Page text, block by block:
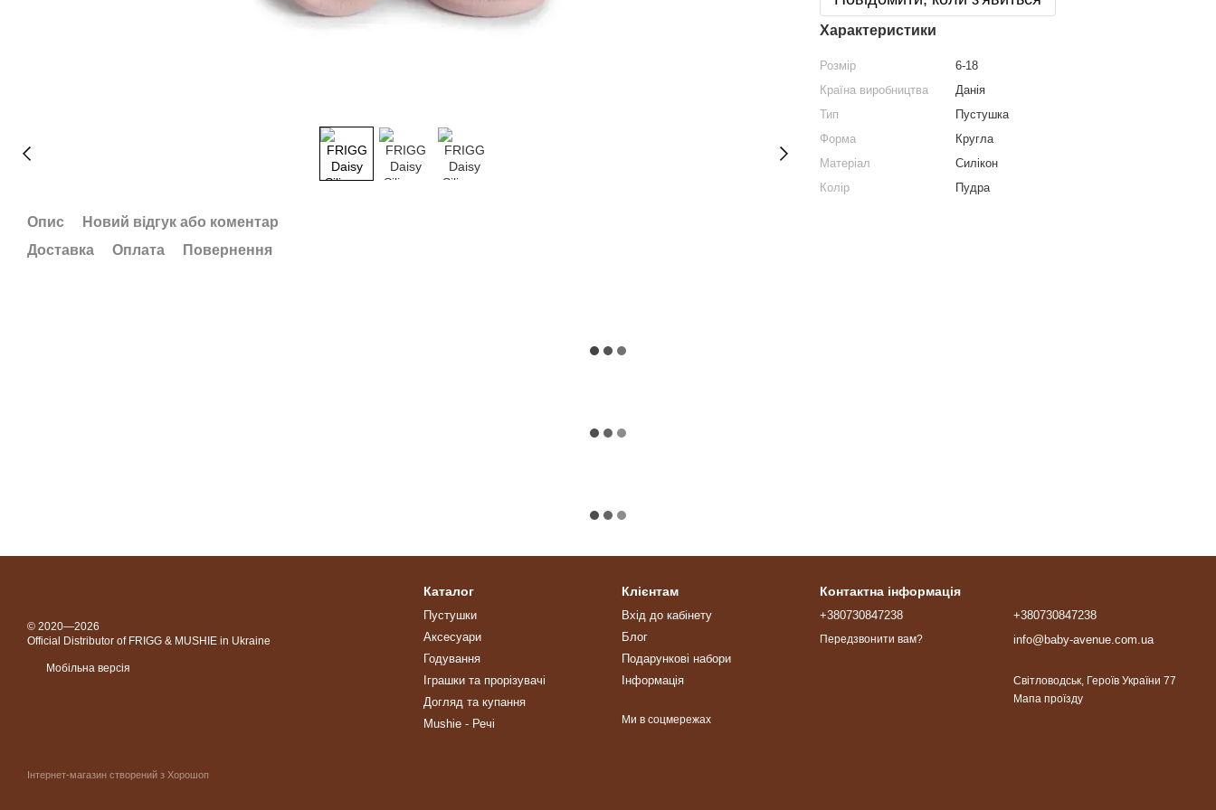
Опис
Новий відгук або коментар
Доставка
Оплата Повернення
Характеристики
Розмір
6-18
Країна виробництва
Данія
Тип
Пустушка
Форма
Кругла
Матеріал
Силікон
Колір
Пудра
© 2020—2026
Official Distributor of FRIGG & MUSHIE in Ukraine
Мобільна версія
Інтернет-магазин створений з Хорошоп
Каталог
Пустушки
Аксесуари
Годування
Іграшки та прорізувачі
Догляд та купання
Mushie - Речі
Клієнтам
Вхід до кабінету
Блог
Подарункові набори
Інформація
Ми в соцмережах
Контактна інформація
+380730847238
Передзвонити вам?
+380730847238
info@baby-avenue.com.ua
Світловодськ, Героїв України 77
Мапа проїзду